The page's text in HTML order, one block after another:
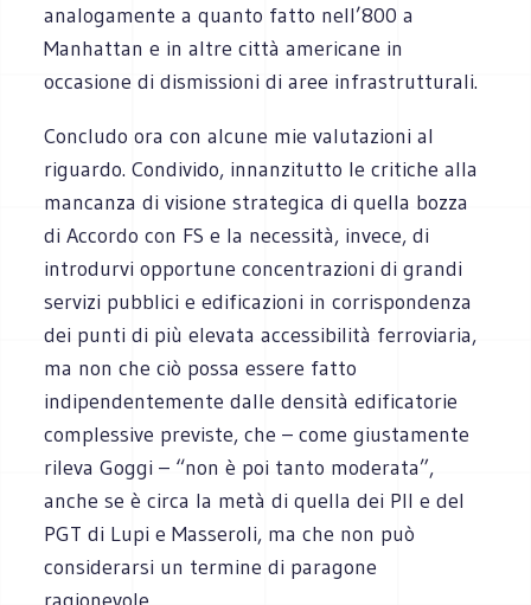
analogamente a quanto fatto nell’800 a
Manhattan e in altre città americane in
occasione di dismissioni di aree infrastrutturali.
Concludo ora con alcune mie valutazioni al
riguardo. Condivido, innanzitutto le critiche alla
mancanza di visione strategica di quella bozza
di Accordo con FS e la necessità, invece, di
introdurvi opportune concentrazioni di grandi
servizi pubblici e edificazioni in corrispondenza
dei punti di più elevata accessibilità ferroviaria,
ma non che ciò possa essere fatto
indipendentemente dalle densità edificatorie
complessive previste, che – come giustamente
rileva Goggi – “non è poi tanto moderata”,
anche se è circa la metà di quella dei PII e del
PGT di Lupi e Masseroli, ma che non può
considerarsi un termine di paragone